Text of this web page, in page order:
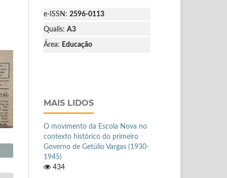
e-ISSN: 2596-0113
Qualis: A3
Área: Educação
MAIS LIDOS
O movimento da Escola Nova no
contexto histórico do primeiro
Governo de Getúlio Vargas (1930-
1945)
434